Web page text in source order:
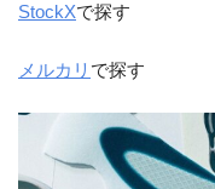
StockXで探す
メルカリ で探す